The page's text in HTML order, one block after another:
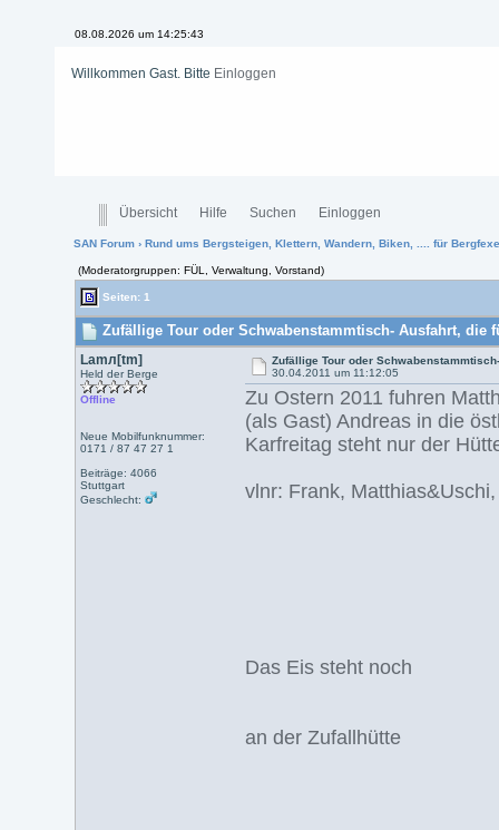
08.08.2026 um 14:25:44
Willkommen Gast. Bitte Einloggen
Übersicht Hilfe Suchen Einloggen
SAN Forum › Rund ums Bergsteigen, Klettern, Wandern, Biken, .... für
(Moderatorgruppen: FÜL, Verwaltung, Vorstand)
Seiten: 1
Zufällige Tour oder Schwabenstammtisch- Ausfahrt, die
Lamл[tm]
Held der Berge
Offline
Neue Mobilfunknummer:
0171 / 87 47 27 1
Beiträge: 4066
Stuttgart
Geschlecht:
Zufällige Tour oder
30.04.2011 um 11:12:05
Zu Ostern 2011 fuhren
(als Gast) Andreas in die
Karfreitag steht nur der
vlnr: Frank,
Das Eis steht noch
an der Zufallhütte